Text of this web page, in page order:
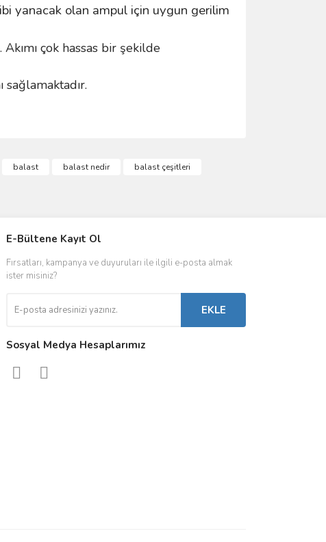
yanacak olan ampul için uygun gerilim
çok hassas bir şekilde
balast balast nedir
balast çeşitleri
DRIVER & TRAFO
Led Driverlar
Kontaktörler
Sigorta & Otomatlar
E-Bültene Kayıt Ol
Fırsatları, kampanya ve duyuruları ile ilgili e-posta almak
ister misiniz?
EKLE
Sosyal Medya Hesaplarımız